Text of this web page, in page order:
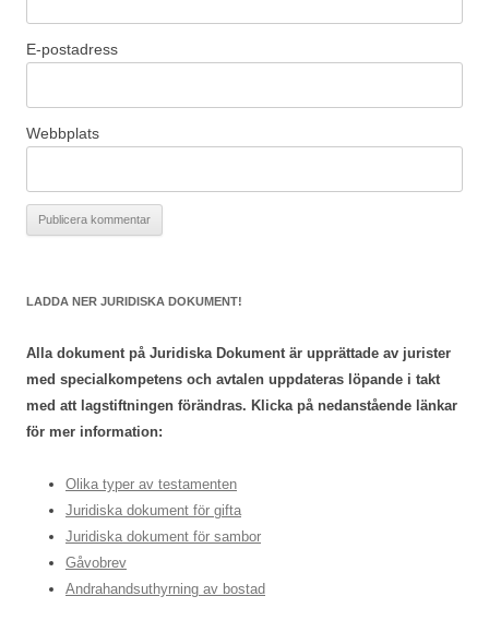
E-postadress
Webbplats
LADDA NER JURIDISKA DOKUMENT!
Alla dokument på Juridiska Dokument är upprättade av jurister
med specialkompetens och avtalen uppdateras löpande i takt
med att lagstiftningen förändras. Klicka på nedanstående länkar
för mer information:
Olika typer av testamenten
Juridiska dokument för gifta
Juridiska dokument för sambor
Gåvobrev
Andrahandsuthyrning av bostad